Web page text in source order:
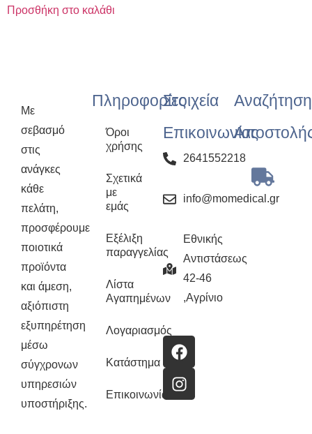
Προσθήκη στο καλάθι
Με
σεβασμό
στις
ανάγκες
κάθε
πελάτη,
προσφέρουμε
ποιοτικά
προϊόντα
και άμεση,
αξιόπιστη
εξυπηρέτηση
μέσω
σύγχρονων
υπηρεσιών
υποστήριξης.
Πληροφορίες
Όροι
χρήσης
Σχετικά
με
εμάς
Εξέλιξη
παραγγελίας
Λίστα
Αγαπημένων
Λογαριασμός
Κατάστημα
Επικοινωνία
Στοιχεία
Επικοινωνίας
2641552218
info@momedical.gr
Εθνικής
Αντιστάσεως
42-46
,Αγρίνιο
Αναζήτηση